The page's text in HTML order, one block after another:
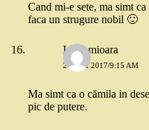
Cand mi-e sete, ma simt
faca un strugure nobil 🙂
Lacramioara
26 MAI 2017/9:15 AM
Ma simt ca o cămila in
pic de putere.